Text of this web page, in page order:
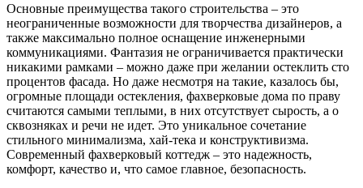
Основные преимущества такого строительства – это
неограниченные возможности для творчества дизайнеров, а
также максимально полное оснащение инженерными
коммуникациями. Фантазия не ограничивается практически
никакими рамками – можно даже при желании остеклить сто
процентов фасада. Но даже несмотря на такие, казалось бы,
огромные площади остекления, фахверковые дома по праву
считаются самыми теплыми, в них отсутствует сырость, а о
сквозняках и речи не идет. Это уникальное сочетание
стильного минимализма, хай-тека и конструктивизма.
Современный фахверковый коттедж – это надежность,
комфорт, качество и, что самое главное, безопасность.